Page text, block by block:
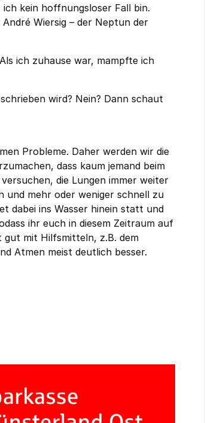
kein hoffnungsloser Fall bin.
André Wiersig – der Neptun der
ich zuhause war, mampfte ich
wird? Nein? Dann schaut
Probleme. Daher werden wir die
dass kaum jemand beim
die Lungen immer weiter
mehr oder weniger schnell zu
dabei ins Wasser hinein statt und
ihr euch in diesem Zeitraum auf
gut mit Hilfsmitteln, z.B. dem
Atmen meist deutlich besser.